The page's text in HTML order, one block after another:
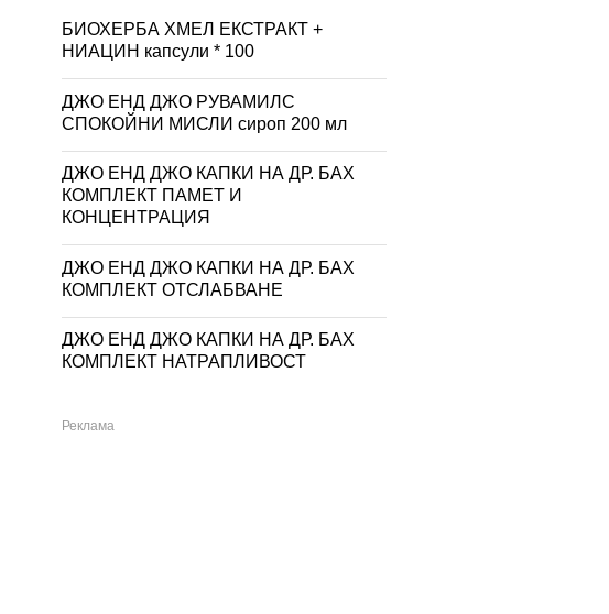
БИОХЕРБА ХМЕЛ ЕКСТРАКТ +
НИАЦИН капсули * 100
ДЖО ЕНД ДЖО РУВАМИЛС
СПОКОЙНИ МИСЛИ сироп 200 мл
ДЖО ЕНД ДЖО КАПКИ НА ДР. БАХ
КОМПЛЕКТ ПАМЕТ И
КОНЦЕНТРАЦИЯ
ДЖО ЕНД ДЖО КАПКИ НА ДР. БАХ
КОМПЛЕКТ ОТСЛАБВАНЕ
ДЖО ЕНД ДЖО КАПКИ НА ДР. БАХ
КОМПЛЕКТ НАТРАПЛИВОСТ